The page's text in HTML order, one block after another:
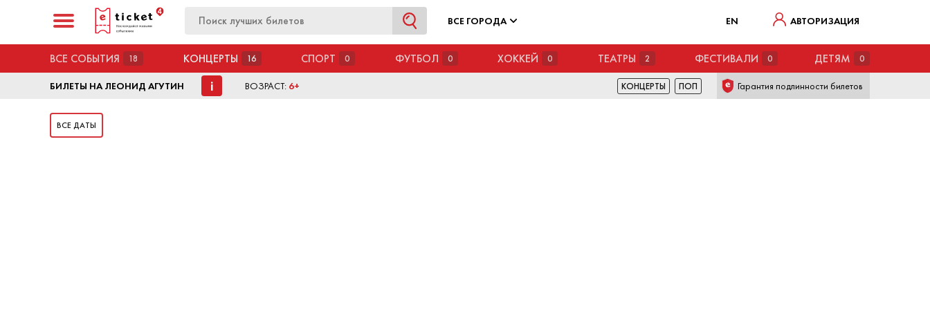
ВСЕ ГОРОДА EN АВТОРИЗАЦИЯ
ВСЕ СОБЫТИЯ 18 КОНЦЕРТЫ 16 СПОРТ 0 ФУТБОЛ 0 ХОККЕЙ 0 ТЕАТРЫ 2 ФЕСТИВАЛИ 0 ДЕТЯМ 0
БИЛЕТЫ НА ЛЕОНИД АГУТИН i ВОЗРАСТ: 6+ Гарантия подлинности билетов
КОНЦЕРТЫ ПОП
ВСЕ ДАТЫ